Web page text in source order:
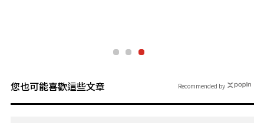
您也可能喜歡這些文章 Recommended by